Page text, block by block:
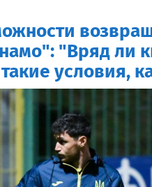
"Вряд ли
условия,